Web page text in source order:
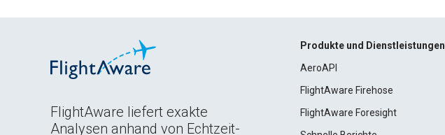
FlightAware liefert exakte
Analysen anhand von Echtzeit-
Produkte und Dienstleistungen
AeroAPI
FlightAware Firehose
FlightAware Foresight